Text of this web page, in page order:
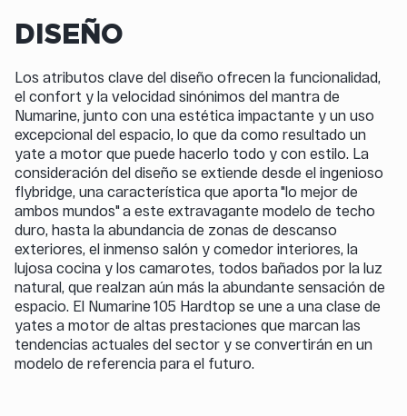
DISEÑO
Los atributos clave del diseño ofrecen la funcionalidad,
el confort y la velocidad sinónimos del mantra de
Numarine, junto con una estética impactante y un uso
excepcional del espacio, lo que da como resultado un
yate a motor que puede hacerlo todo y con estilo. La
consideración del diseño se extiende desde el ingenioso
flybridge, una característica que aporta "lo mejor de
ambos mundos" a este extravagante modelo de techo
duro, hasta la abundancia de zonas de descanso
exteriores, el inmenso salón y comedor interiores, la
lujosa cocina y los camarotes, todos bañados por la luz
natural, que realzan aún más la abundante sensación de
espacio. El Numarine 105 Hardtop se une a una clase de
yates a motor de altas prestaciones que marcan las
tendencias actuales del sector y se convertirán en un
modelo de referencia para el futuro.